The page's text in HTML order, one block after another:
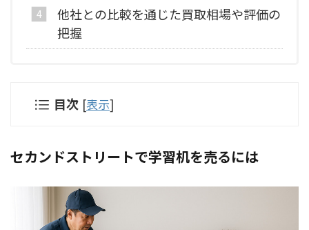
他社との比較を通じた買取相場や評価の
把握
目次 [表示]
セカンドストリートで学習机を売るには